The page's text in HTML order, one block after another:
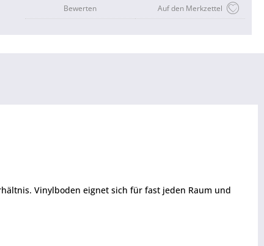
Auf den Merkzettel
Bewerten
Vinylboden eignet sich für fast jeden Raum und